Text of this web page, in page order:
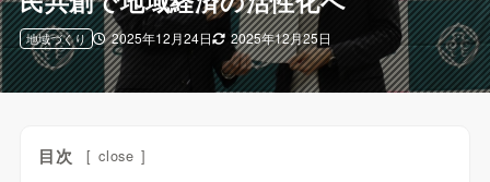
2025年12月24日 2025年12月25日
地域づくり
目次 [ close ]